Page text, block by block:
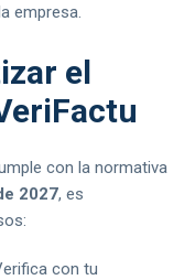
empresa.
el
con la normativa
2027, es
con tu